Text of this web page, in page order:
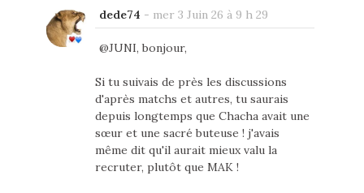
dede74 - mer 3 Juin 26 à 9 h 29
@JUNI, bonjour,
Si tu suivais de près les discussions
d'après matchs et autres, tu saurais
depuis longtemps que Chacha avait une
sœur et une sacré buteuse ! j'avais
même dit qu'il aurait mieux valu la
recruter, plutôt que MAK !